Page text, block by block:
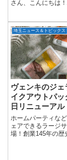
さん、こんにちは！
親しまれている「
ま芸術劇場」と「
が、2025年度のラ
発表しました。大
埼玉ニュース＆トピックス
ヴェンキのジェ
イクアウトパッ
日リニューア
宮店
ホームパーティな
ェアできるラージ
場！創業145年の歴